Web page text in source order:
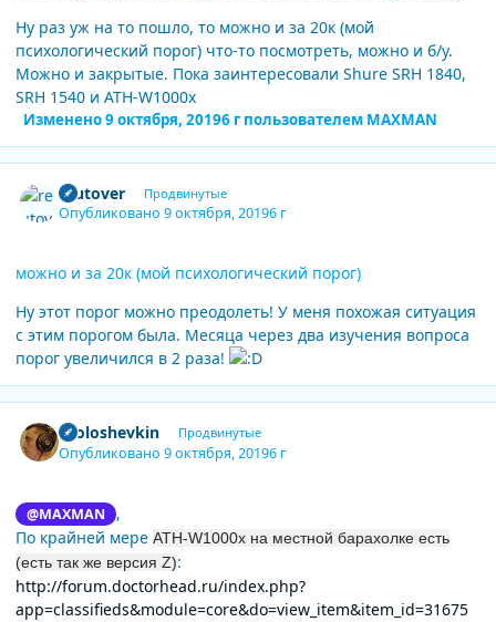
Ну раз уж на то пошло, то можно и за 20к (мой
психологический порог) что-то посмотреть, можно и б/у.
Можно и закрытые. Пока заинтересовали Shure SRH 1840,
SRH 1540 и ATH-W1000x
Изменено9 октября, 20196 гпользователем MAXMAN
reutover Продвинутые
Опубликовано9 октября, 20196 г
можно и за 20к (мой психологический порог)
Ну этот порог можно преодолеть! У меня похожая ситуация
с этим порогом была. Месяца через два изучения вопроса
порог увеличился в 2 раза!
Ololoshevkin Продвинутые
Опубликовано9 октября, 20196 г
@MAXMAN
,
По крайней мере ATH-W1000x на местной барахолке есть
(есть так же версия Z):
http://forum.doctorhead.ru/index.php?
app=classifieds&module=core&do=view_item&item_id=31675